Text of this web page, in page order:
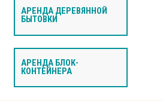
АРЕНДА ДЕРЕВЯННОЙ
БЫТОВКИ
АРЕНДА БЛОК-
КОНТЕЙНЕРА